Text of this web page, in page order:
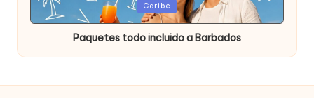
Publicada
en
Caribe
Paquetes todo incluido a Barbados